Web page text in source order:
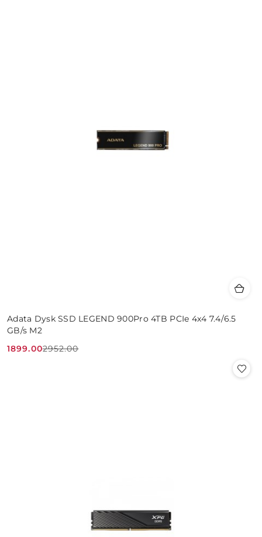
Adata Dysk SSD LEGEND 900Pro 4TB PCIe 4x4 7.4/6.5
GB/s M2
Cena
1899.00
Cena
2952.00